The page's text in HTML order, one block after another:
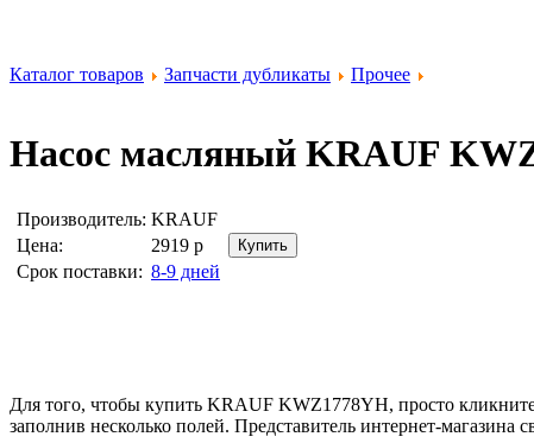
Каталог товаров Запчасти дубликаты Прочее
Насос масляный KRAUF
Производитель: KRAUF
Цена:
2919 р
Срок поставки: 8-9 дней
Для того, чтобы купить KRAUF KWZ1778YH, просто
заполнив несколько полей. Представитель интернет-магазина